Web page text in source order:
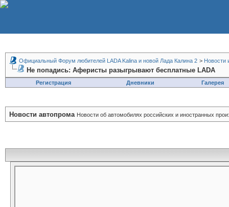
Официальный Форум любителей LADA Kalina и новой Лада Калина 2 > Новости
Не попадись: Аферисты разыгрывают бесплатные LADA
Регистрация Дневники Галерея
Новости автопрома Новости об автомобилях российских и иностранных